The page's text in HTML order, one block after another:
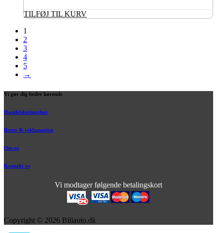
TILFØJ TIL KURV
1
2
3
4
5
→
Vi gør dig bedre kørende
Handelsbetingelser
Retur & reklamation
Om os
Kontakt os
Vi modtager følgende betalingskort
Copyright © 2026 Biliauto.dk